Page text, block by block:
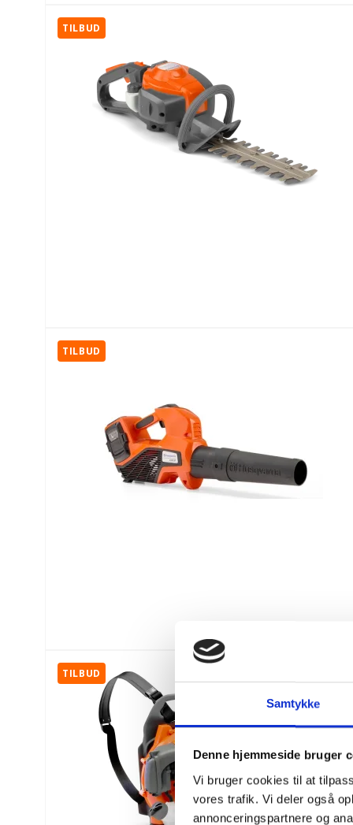
Samtykke
Denne hjemmeside bruger
Vi bruger cookies til at
vores trafik. Vi deler også
annonceringspartnere og
TILBUD
TILBUD
TILBUD